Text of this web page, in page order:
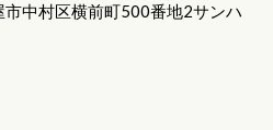
中村区横前町500番地2サンハ